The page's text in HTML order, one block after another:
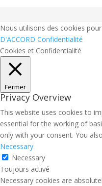
Nous utilisons des cookies
D'ACCORD Confidentialité
Cookies et Confidentialité
Fermer
Privacy Overview
This website uses cookies to
essential for the working of
only with your consent. You
Necessary
Necessary
Toujours activé
Necessary cookies are